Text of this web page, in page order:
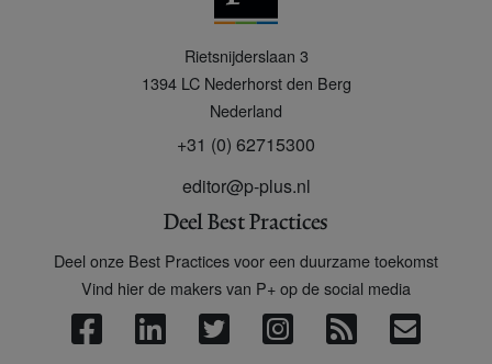
Rietsnijderslaan 3
1394 LC Nederhorst den Berg
Nederland
+31 (0) 62715300
editor@p-plus.nl
Deel Best Practices
Deel onze Best Practices voor een duurzame toekomst
Vind hier de makers van P+ op de social media